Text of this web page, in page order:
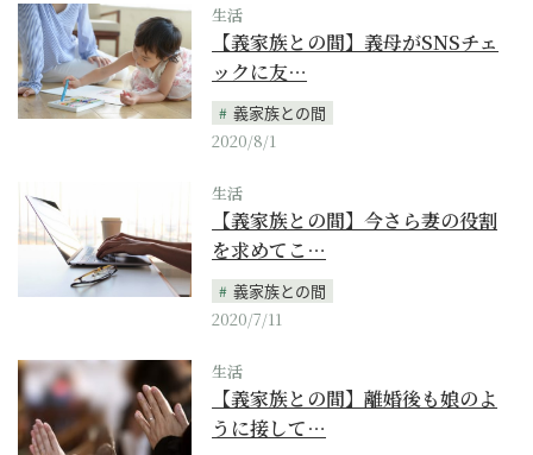
生活
【義家族との間】義母がSNSチェ
ックに友…
義家族との間
2020/8/1
生活
【義家族との間】今さら妻の役割
を求めてこ…
義家族との間
2020/7/11
生活
【義家族との間】離婚後も娘のよ
うに接して…